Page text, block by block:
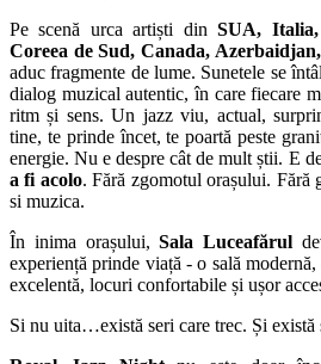
Pe scenă urca artiști dinSUA,
Coreea de Sud, Canada,
aduc fragmente de lume. Sunetele se
dialog muzical autentic, în care fiecare
ritm și sens. Un jazz viu, actual,
tine, te prinde încet, te poartă peste
energie. Nu e despre cât de mult știi. E
a fi acolo. Fără zgomotul orașului. Fără
si muzica.
În inima orașului,Sala Luceafărul
experiență prinde viață - o sală
excelentă, locuri confortabile și ușor
Si nu uita…există seri care trec. Și există